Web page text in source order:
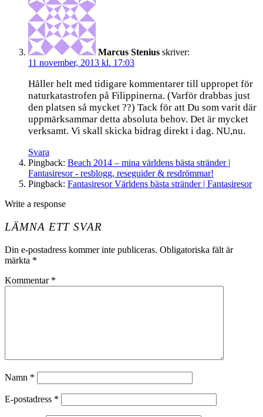
Marcus Stenius skriver:
11 november, 2013 kl. 17:03
Håller helt med tidigare kommentarer till uppropet för
naturkatastrofen på Filippinerna. (Varför drabbas just
den platsen så mycket ??) Tack för att Du som varit där
uppmärksammar detta absoluta behov. Det är mycket
verksamt. Vi skall skicka bidrag direkt i dag. NU,nu.
Svara
Pingback: Beach 2014 – mina världens bästa stränder |
Fantasiresor - resblogg, reseguider & resdrömmar!
Pingback: Fantasiresor Världens bästa stränder | Fantasiresor
Write a response
LÄMNA ETT SVAR
Din e-postadress kommer inte publiceras. Obligatoriska fält är
märkta *
Kommentar *
Namn *
E-postadress *